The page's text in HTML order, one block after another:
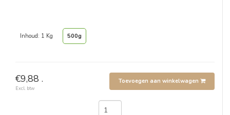
Inhoud: 1 Kg 500g
€9,88 .
Excl. btw
Toevoegen aan winkelwagen